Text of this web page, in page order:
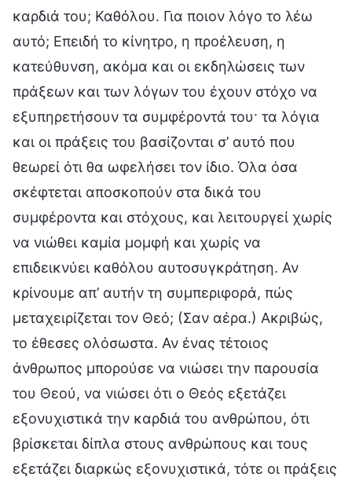
καρδιά του; Καθόλου. Για ποιον λόγο το λέω
αυτό; Επειδή το κίνητρο, η προέλευση, η
κατεύθυνση, ακόμα και οι εκδηλώσεις των
πράξεων και των λόγων του έχουν στόχο να
εξυπηρετήσουν τα συμφέροντά του· τα λόγια
και οι πράξεις του βασίζονται σ’ αυτό που
θεωρεί ότι θα ωφελήσει τον ίδιο. Όλα όσα
σκέφτεται αποσκοπούν στα δικά του
συμφέροντα και στόχους, και λειτουργεί χωρίς
να νιώθει καμία μομφή και χωρίς να
επιδεικνύει καθόλου αυτοσυγκράτηση. Αν
κρίνουμε απ’ αυτήν τη συμπεριφορά, πώς
μεταχειρίζεται τον Θεό; (Σαν αέρα.) Ακριβώς,
το έθεσες ολόσωστα. Αν ένας τέτοιος
άνθρωπος μπορούσε να νιώσει την παρουσία
του Θεού, να νιώσει ότι ο Θεός εξετάζει
εξονυχιστικά την καρδιά του ανθρώπου, ότι
βρίσκεται δίπλα στους ανθρώπους και τους
εξετάζει διαρκώς εξονυχιστικά, τότε οι πράξεις